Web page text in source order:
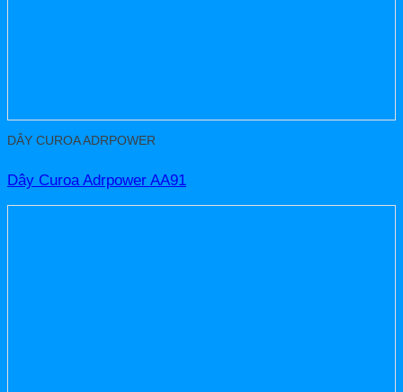
DÂY CUROA ADRPOWER
Dây Curoa Adrpower AA91